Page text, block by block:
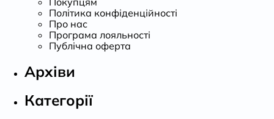
Політика конфіденційності
Про нас
Програма лояльності
Публічна оферта
Архіви
Категорії